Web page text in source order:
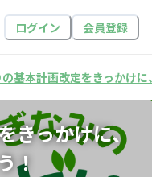
ログイン 会員登録
基本計画改定をきっかけ
きっかけに、
！